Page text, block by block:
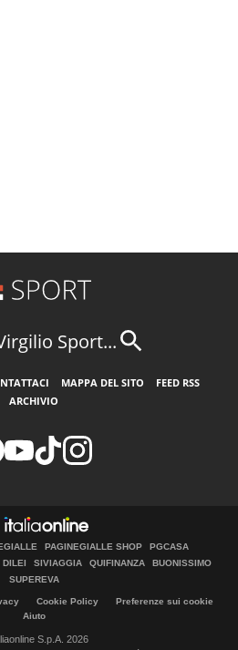
Sport...
MAPPA DEL SITO
FEED RSS
ARCHIVIO
PAGINEGIALLE SHOP
PGCASA
DILEI SIVIAGGIA QUIFINANZA
BUONISSIMO
SUPEREVA
Cookie Policy
Preferenze sui cookie
Aiuto
S.p.A. 2026